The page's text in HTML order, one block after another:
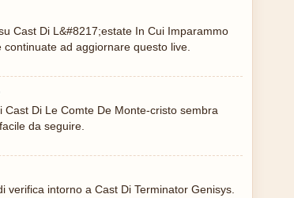
Cast Di L&#8217;estate In Cui Imparammo
continuate ad aggiornare questo live.
Cast Di Le Comte De Monte-cristo sembra
da seguire.
verifica intorno a Cast Di Terminator Genisys.